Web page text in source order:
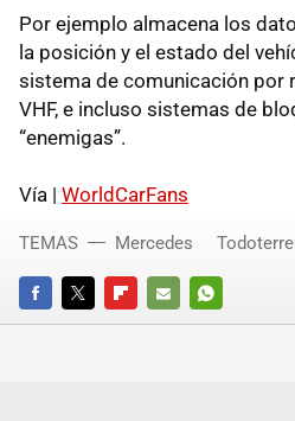
Por ejemplo almacena los
la posición y el estado del
sistema de comunicación por
VHF, e incluso sistemas de
“enemigas”.
Vía | WorldCarFans
FACEBOOKTWITTERFLIPBOARD
E-
WHATSAPP
TEMAS Mercedes